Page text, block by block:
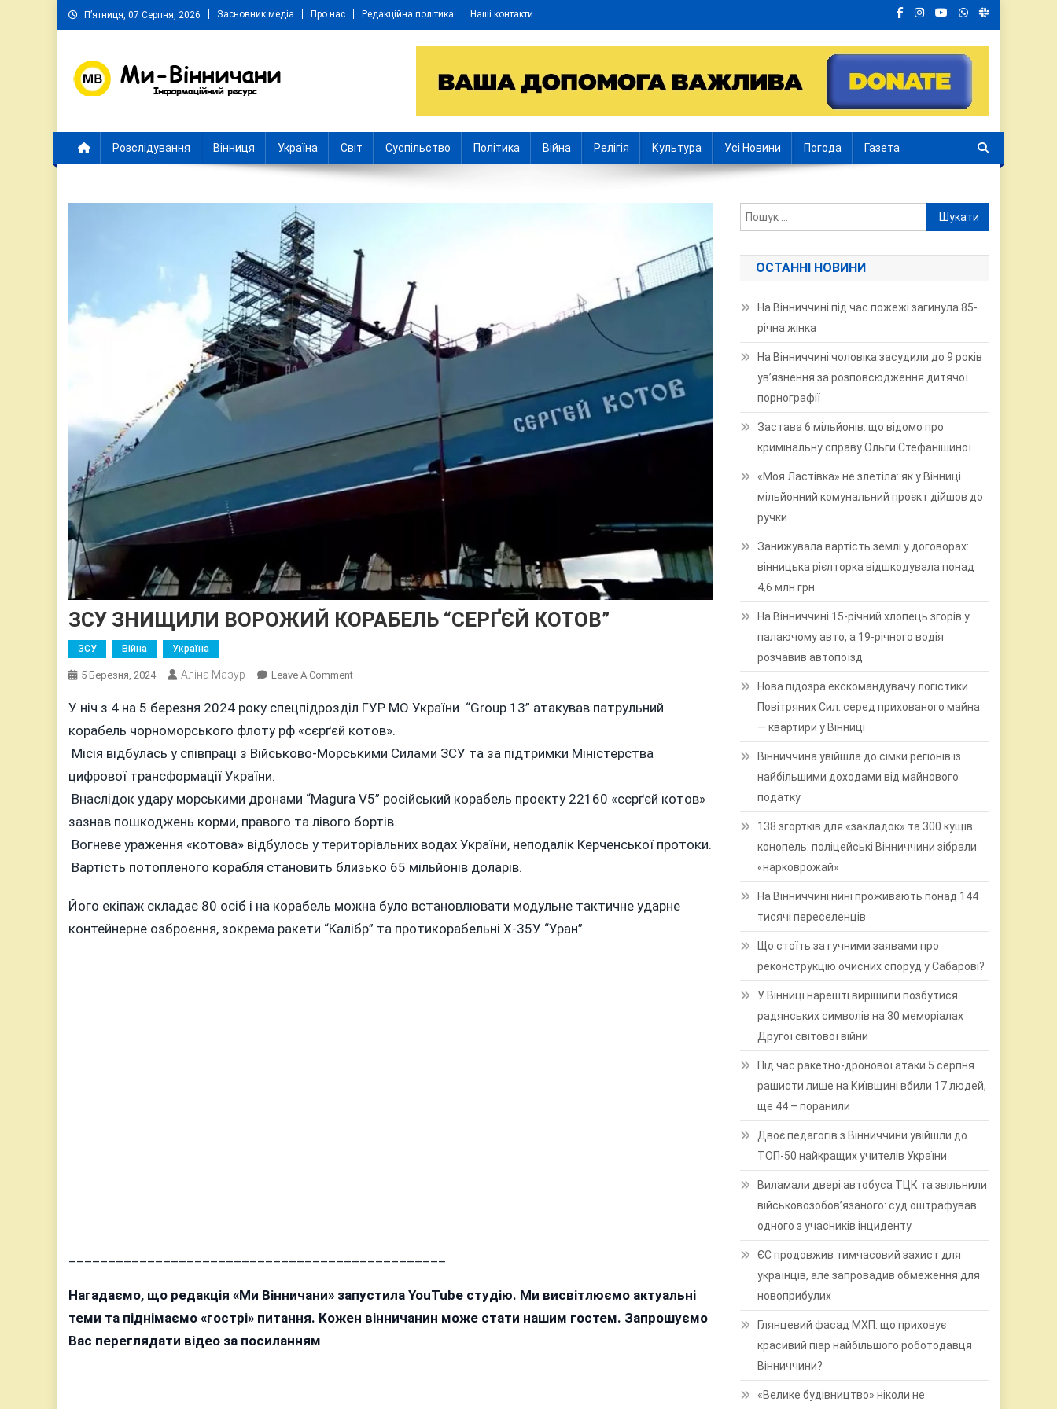
Skip
to
П’ятниця, 07 Серпня, 2026 Засновник медіа Про нас Редакційна політика Наші контакти
Розслідування Вінниця Україна Світ Суспільство Політика Війна Релігія Культура Усі Новини Погода Газета
ЗСУ ЗНИЩИЛИ ВОРОЖИЙ КОРАБЕЛЬ “СЕРҐЄЙ КОТОВ”
ЗСУ Війна Україна
5 Березня, 2024 Аліна Мазур Leave A CommentOn
ЗНИЩИЛИ
ВОРОЖИЙ
КОРАБЕЛЬ
У ніч з 4 на 5 березня 2024 року спецпідрозділ ГУР МО України “Group 13” атакував патрульний
корабель чорноморського флоту рф «cєрґєй котов».
Місія відбулась у співпраці з Військово-Морськими Силами ЗСУ та за підтримки Міністерства
цифрової трансформації України.
Внаслідок удару морськими дронами “Magura V5” російський корабель проекту 22160 «сєрґєй котов»
зазнав пошкоджень корми, правого та лівого бортів.
Вогневе ураження «котова» відбулось у територіальних водах України, неподалік Керченської протоки.
Вартість потопленого корабля становить близько 65 мільйонів доларів.
Його екіпаж складає 80 осіб і на корабель можна було встановлювати модульне тактичне ударне
контейнерне озброєння, зокрема ракети “Калібр” та протикорабельні Х-35У “Уран”.
Нагадаємо, що редакція «Ми Вінничани» запустила YouTube студію. Ми висвітлюємо актуальні
теми та піднімаємо «гострі» питання. Кожен вінничанин може стати нашим гостем. Запрошуємо
Вас переглядати відео за посиланням
Пошук:
ОСТАННІ НОВИНИ
На Вінниччині під час пожежі загинула 85-
річна жінка
На Вінниччині чоловіка засудили до 9 років
ув’язнення за розповсюдження дитячої
порнографії
Застава 6 мільйонів: що відомо про
кримінальну справу Ольги Стефанішиної
«Моя Ластівка» не злетіла: як у Вінниці
мільйонний комунальний проєкт дійшов до
ручки
Занижувала вартість землі у договорах:
вінницька рієлторка відшкодувала понад
4,6 млн грн
На Вінниччині 15-річний хлопець згорів у
палаючому авто, а 19-річного водія
розчавив автопоїзд
Нова підозра екскомандувачу логістики
Повітряних Сил: серед прихованого майна
— квартири у Вінниці
Вінниччина увійшла до сімки регіонів із
найбільшими доходами від майнового
податку
138 згортків для «закладок» та 300 кущів
конопель: поліцейські Вінниччини зібрали
«нарковрожай»
На Вінниччині нині проживають понад 144
тисячі переселенців
Що стоїть за гучними заявами про
реконструкцію очисних споруд у Сабарові?
У Вінниці нарешті вирішили позбутися
радянських символів на 30 меморіалах
Другої світової війни
Під час ракетно-дронової атаки 5 серпня
рашисти лише на Київщині вбили 17 людей,
ще 44 – поранили
Двоє педагогів з Вінниччини увійшли до
ТОП-50 найкращих учителів України
Виламали двері автобуса ТЦК та звільнили
військовозобов’язаного: суд оштрафував
одного з учасників інциденту
ЄС продовжив тимчасовий захист для
українців, але запровадив обмеження для
новоприбулих
Глянцевий фасад МХП: що приховує
красивий піар найбільшого роботодавця
Вінниччини?
«Велике будівництво» ніколи не